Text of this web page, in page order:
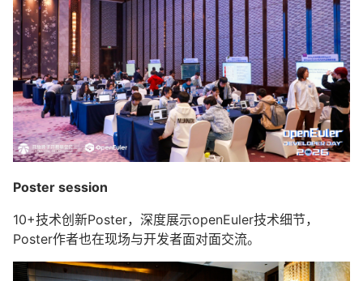
Poster session
10+技术创新Poster，深度展示openEuler技术细节，
Poster作者也在现场与开发者面对面交流。